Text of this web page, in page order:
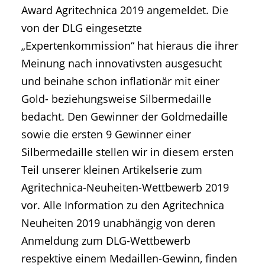
Award Agritechnica 2019 angemeldet. Die
von der DLG eingesetzte
„Expertenkommission“ hat hieraus die ihrer
Meinung nach innovativsten ausgesucht
und beinahe schon inflationär mit einer
Gold- beziehungsweise Silbermedaille
bedacht. Den Gewinner der Goldmedaille
sowie die ersten 9 Gewinner einer
Silbermedaille stellen wir in diesem ersten
Teil unserer kleinen Artikelserie zum
Agritechnica-Neuheiten-Wettbewerb 2019
vor. Alle Information zu den Agritechnica
Neuheiten 2019 unabhängig von deren
Anmeldung zum DLG-Wettbewerb
respektive einem Medaillen-Gewinn, finden